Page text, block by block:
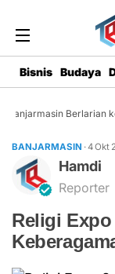
Bisnis Budaya
Banjarmasin Berlarian
BANJARMASIN · 4 Okt
Hamdi
Reporter
Religi